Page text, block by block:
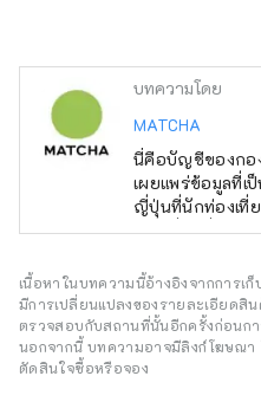
บทความโดย
MATCHA
นี่คือบัญชีของกอ
เผยแพร่ข้อมูลที่เ
ญี่ปุ่นที่นักท่องเที่
ของญี่ปุ่นที่ยังไม่
เนื้อหาในบทความนี้อ้างอิงจากการเ
มีการเปลี่ยนแปลงของรายละเอียดสิ
ตรวจสอบกับสถานที่นั้นอีกครั้งก่อนกา
นอกจากนี้ บทความอาจมีลิงก์โฆษณ
ตัดสินใจซื้อหรือจอง